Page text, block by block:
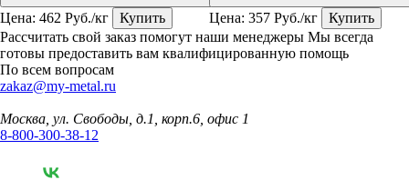
Цена: 462 Руб./кг Купить Цена: 357 Руб./кг
Купить
Рассчитать свой заказ помогут наши менеджеры Мы всегда
готовы предоставить вам квалифицированную помощь
По всем вопросам
zakaz@my-metal.ru
Москва, ул. Свободы, д.1, корп.6, офис 1
8-800-300-38-12